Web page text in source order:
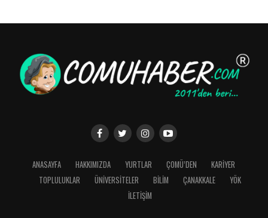
ANASAYFA HAKKIMIZDA YURTLAR ÇOMÜ’DEN
KARİYER
TOPLULUKLAR
ÜNİVERSİTELER BİLİM ÇANAKKALE
YÖK
İLETİŞİM